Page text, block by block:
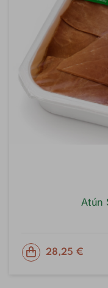
Atún
PRECIO
28,25 €